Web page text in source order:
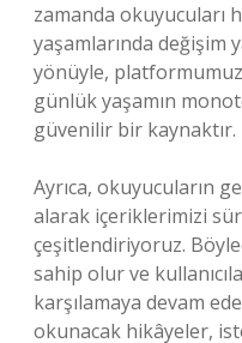
zamanda okuyucuları
yaşamlarında değişim
yönüyle,
günlük yaşamın
güvenilir bir kaynaktır.
Ayrıca, okuyucuların
alarak içeriklerimizi
çeşitlendiriyoruz.
sahip olur ve
karşılamaya devam
okunacak hikâyeler,